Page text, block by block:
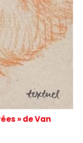
» de Van